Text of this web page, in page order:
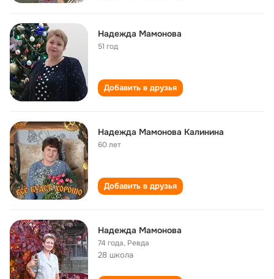
Надежда Мамонова
51 год
Добавить в друзья
Надежда Мамонова Калинина
60 лет
Добавить в друзья
Надежда Мамонова
74 года, Ревда
28 школа